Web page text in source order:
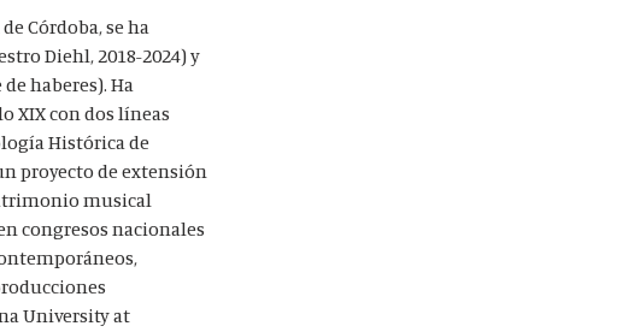
Córdoba, se ha
Diehl, 2018-2024) y
haberes). Ha
XIX con dos líneas
Histórica de
proyecto de extensión
musical
congresos nacionales
University at